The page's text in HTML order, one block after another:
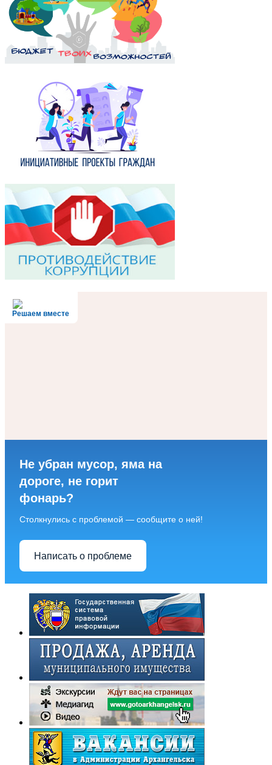
Решаем вместе
Не убран мусор, яма на
дороге, не горит
фонарь?
Столкнулись с проблемой — сообщите о ней!
Написать о проблеме